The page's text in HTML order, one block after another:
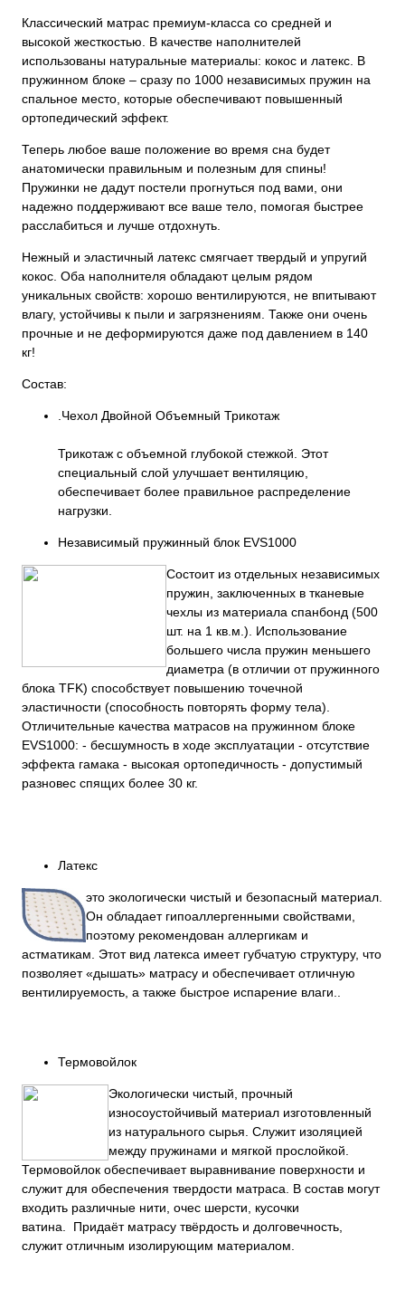
Классический матрас премиум-класса со средней и
высокой жесткостью. В качестве наполнителей
использованы натуральные материалы: кокос и латекс. В
пружинном блоке – сразу по 1000 независимых пружин на
спальное место, которые обеспечивают повышенный
ортопедический эффект.
Теперь любое ваше положение во время сна будет
анатомически правильным и полезным для спины!
Пружинки не дадут постели прогнуться под вами, они
надежно поддерживают все ваше тело, помогая быстрее
расслабиться и лучше отдохнуть.
Нежный и эластичный латекс смягчает твердый и упругий
кокос. Оба наполнителя обладают целым рядом
уникальных свойств: хорошо вентилируются, не впитывают
влагу, устойчивы к пыли и загрязнениям. Также они очень
прочные и не деформируются даже под давлением в 140
кг!
Состав:
.Чехол Двойной Объемный Трикотаж
Трикотаж с объемной глубокой стежкой. Этот
специальный слой улучшает вентиляцию,
обеспечивает более правильное распределение
нагрузки.
Независимый пружинный блок EVS1000
Состоит из отдельных независимых
пружин, заключенных в тканевые
чехлы из материала спанбонд (500
шт. на 1 кв.м.). Использование
большего числа пружин меньшего
диаметра (в отличии от пружинного
блока TFK) способствует повышению точечной
эластичности (способность повторять форму тела).
Отличительные качества матрасов на пружинном блоке
EVS1000: - бесшумность в ходе эксплуатации - отсутствие
эффекта гамака - высокая ортопедичность - допустимый
разновес спящих более 30 кг.
Латекс
это экологически чистый и безопасный материал.
Он обладает гипоаллергенными свойствами,
поэтому рекомендован аллергикам и
астматикам. Этот вид латекса имеет губчатую структуру, что
позволяет «дышать» матрасу и обеспечивает отличную
вентилируемость, а также быстрое испарение влаги..
Термовойлок
Экологически чистый, прочный
износоустойчивый материал изготовленный
из натурального сырья. Служит изоляцией
между пружинами и мягкой прослойкой.
Термовойлок обеспечивает выравнивание поверхности и
служит для обеспечения твердости матраса. В состав могут
входить различные нити, очес шерсти, кусочки
ватина. Придаёт матрасу твёрдость и долговечность,
служит отличным изолирующим материалом.